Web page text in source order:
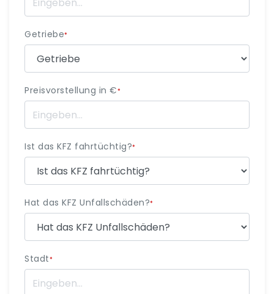
Getriebe*
Preisvorstellung in €*
Ist das KFZ fahrtüchtig?*
Hat das KFZ Unfallschäden?*
Stadt*